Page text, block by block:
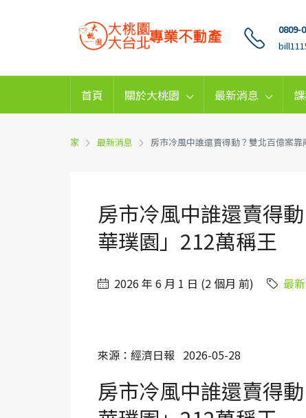
0809-
首頁 關於大桃園 最新消息
家 最新消息 房市冷風中誰還賣得動？雙北百億案
房市冷風中誰還賣得
華璞園」212萬稱王
2026 年 6 月 1 日 (2 個月 前) 最
來源：經濟日報 2026-05-28
房市冷風中誰還賣得